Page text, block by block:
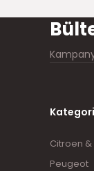
Citroen &
Peugeot